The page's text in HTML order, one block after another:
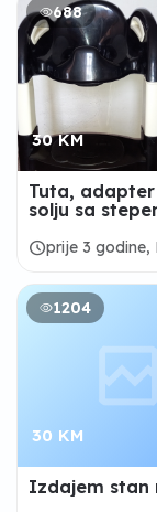
688
30 KM
Tuta,
solju sa
scheduleprije 3 godine,
1204
30 KM
Izdajem stan